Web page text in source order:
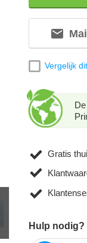
Vergelijk
De
Gratis
Hulp